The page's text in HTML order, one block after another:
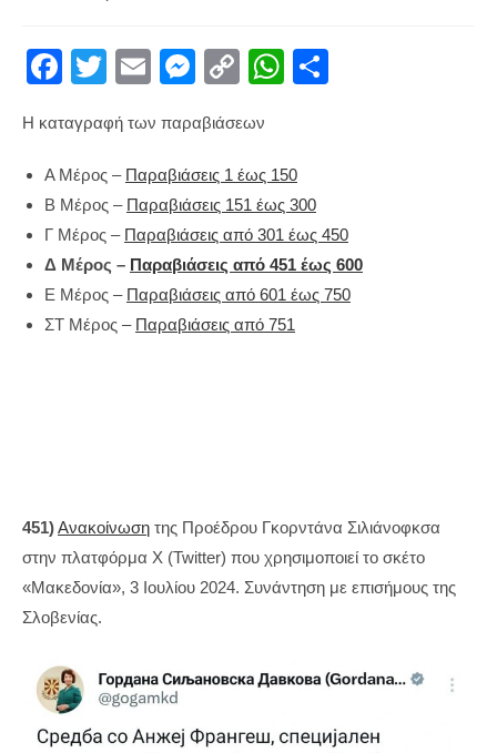
F
c
e
b
o
o
k
T
tt
er
E
ail
M
ss
e
n
g
er
C
p
y
Li
n
k
W
s
A
p
p
Η καταγραφή των παραβιάσεων
Α Μέρος – Παραβιάσεις 1 έως 150
Β Μέρος – Παραβιάσεις 151 έως 300
Γ Μέρος – Παραβιάσεις από 301 έως 450
Δ Μέρος – Παραβιάσεις από 451 έως 600
Ε Μέρος – Παραβιάσεις από 601 έως 750
ΣΤ Μέρος – Παραβιάσεις από 751
451)Ανακοίνωση της Προέδρου Γκορντάνα Σιλιάνοφκσα
στην πλατφόρμα X (Twitter) που χρησιμοποιεί το σκέτο
«Μακεδονία», 3 Ιουλίου 2024. Συνάντηση με επισήμους της
Σλοβενίας.